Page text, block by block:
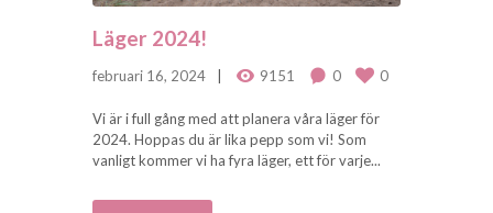
Läger 2024!
februari 16, 2024 9151 0 0
Vi är i full gång med att planera våra läger för
2024. Hoppas du är lika pepp som vi! Som
vanligt kommer vi ha fyra läger, ett för varje...